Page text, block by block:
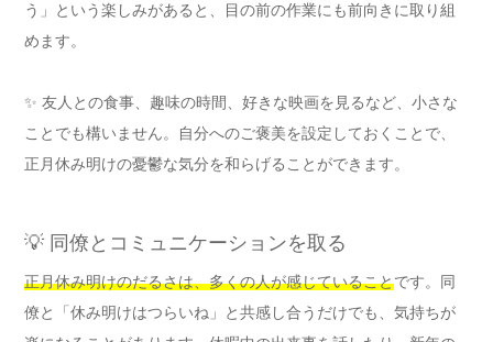
う」という楽しみがあると、目の前の作業にも前向きに取り組
めます。
✨ 友人との食事、趣味の時間、好きな映画を見るなど、小さな
ことでも構いません。自分へのご褒美を設定しておくことで、
正月休み明けの憂鬱な気分を和らげることができます。
💡 同僚とコミュニケーションを取る
正月休み明けのだるさは、多くの人が感じていることです。同
僚と「休み明けはつらいね」と共感し合うだけでも、気持ちが